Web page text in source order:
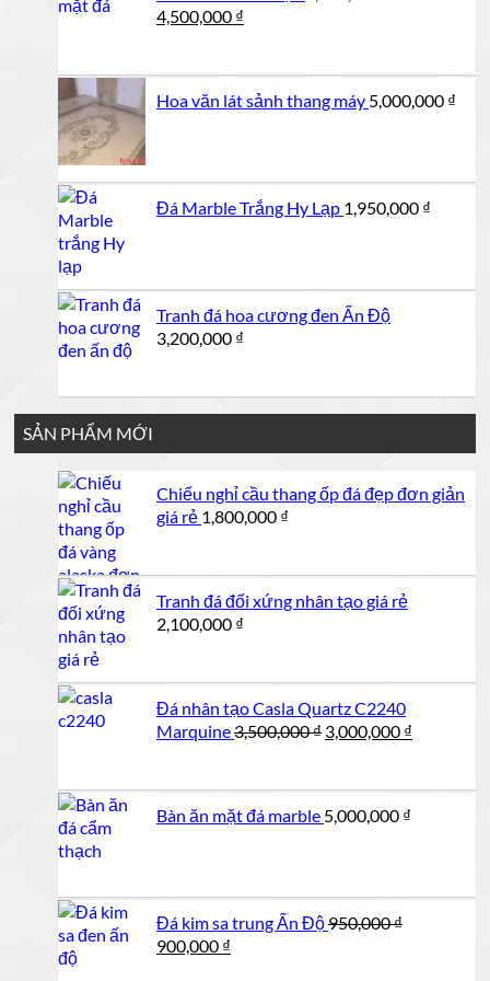
Giá
4,500,000 ₫
4,500,000 ₫.
Hoa văn lát sảnh thang máy 5,000,000 ₫
Đá Marble Trắng Hy Lạp 1,950,000 ₫
Tranh đá hoa cương đen Ấn Độ
3,200,000 ₫
SẢN PHẨM MỚI
Chiếu nghỉ cầu thang ốp đá đẹp đơn giản
giá rẻ 1,800,000 ₫
Tranh đá đối xứng nhân tạo giá rẻ
2,100,000 ₫
Đá nhân tạo Casla Quartz C2240
Marquine3,500,000₫ Giá
3,500,000 ₫.
3,000,000 ₫
Bàn ăn mặt đá marble 5,000,000 ₫
Đá kim sa trung Ấn Độ950,000₫
Giá
900,000 ₫